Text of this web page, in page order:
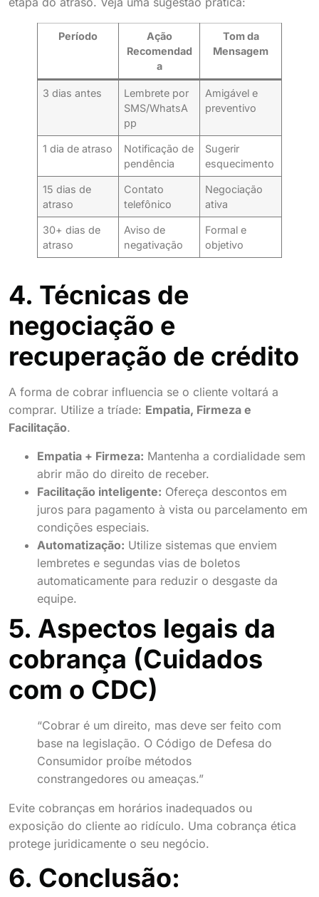
Período
Ação
Recomendad
a
Tom da
Mensagem
3 dias antes
Lembrete por
SMS/WhatsA
pp
Amigável e
preventivo
1 dia de atraso
Notificação de
pendência
Sugerir
esquecimento
15 dias de
atraso
Contato
telefônico
Negociação
ativa
30+ dias de
atraso
Aviso de
negativação
Formal e
objetivo
4. Técnicas de
negociação e
recuperação de crédito
A forma de cobrar influencia se o cliente voltará a
comprar. Utilize a tríade: Empatia, Firmeza e
Facilitação.
Empatia + Firmeza: Mantenha a cordialidade sem
abrir mão do direito de receber.
Facilitação inteligente: Ofereça descontos em
juros para pagamento à vista ou parcelamento em
condições especiais.
Automatização: Utilize sistemas que enviem
lembretes e segundas vias de boletos
automaticamente para reduzir o desgaste da
equipe.
5. Aspectos legais da
cobrança (Cuidados
com o CDC)
“Cobrar é um direito, mas deve ser feito com
base na legislação. O Código de Defesa do
Consumidor proíbe métodos
constrangedores ou ameaças.”
Evite cobranças em horários inadequados ou
exposição do cliente ao ridículo. Uma cobrança ética
protege juridicamente o seu negócio.
6. Conclusão: